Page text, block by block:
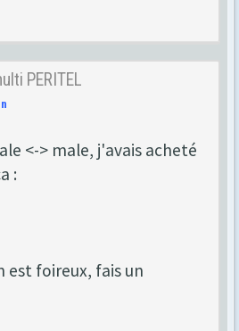
PERITEL
<-> male, j'avais acheté
:
est foireux, fais un